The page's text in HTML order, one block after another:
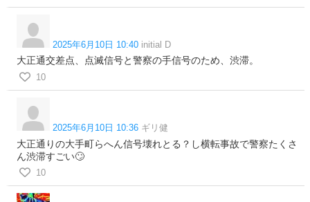
2025年6月10日 10:40 initial D
大正通交差点、点滅信号と警察の手信号のため、渋滞。
10
2025年6月10日 10:36 ギリ健
大正通りの大手町らへん信号壊れとる？し横転事故で警察たくさ
ん渋滞すごい🙄
10